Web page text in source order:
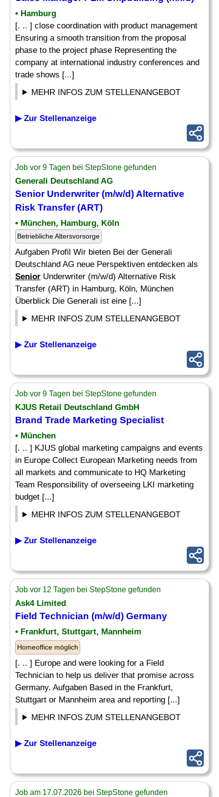
• Hamburg
[. .. ] close coordination with product management
Ensuring a smooth transition from the proposal
phase to the project phase Representing the
company at international industry conferences and
trade shows [...]
MEHR INFOS ZUM STELLENANGEBOT
▶ Zur Stellenanzeige
Job vor 9 Tagen bei StepStone gefunden
Generali Deutschland AG
SeniorUnderwriter (m/w/d) Alternative
Risk Transfer (ART)
• München, Hamburg, Köln
Betriebliche Altersvorsorge
Aufgaben Profil Wir bieten Bei der Generali
Deutschland AG neue Perspektiven entdecken als
Senior Underwriter (m/w/d) Alternative Risk
Transfer (ART) in Hamburg, Köln, München
Überblick Die Generali ist eine [...]
MEHR INFOS ZUM STELLENANGEBOT
▶ Zur Stellenanzeige
Job vor 9 Tagen bei StepStone gefunden
KJUS Retail Deutschland GmbH
Brand Trade Marketing Specialist
• München
[. .. ] KJUS global marketing campaigns and events
in Europe Collect European Marketing needs from
all markets and communicate to HQ Marketing
Team Responsibility of overseeing LKI marketing
budget [...]
MEHR INFOS ZUM STELLENANGEBOT
▶ Zur Stellenanzeige
Job vor 12 Tagen bei StepStone gefunden
Ask4 Limited
Field Technician (m/w/d) Germany
• Frankfurt, Stuttgart, Mannheim
Homeoffice möglich
[. .. ] Europe and were looking for a Field
Technician to help us deliver that promise across
Germany. Aufgaben Based in the Frankfurt,
Stuttgart or Mannheim area and reporting [...]
MEHR INFOS ZUM STELLENANGEBOT
▶ Zur Stellenanzeige
Job am 17.07.2026 bei StepStone gefunden